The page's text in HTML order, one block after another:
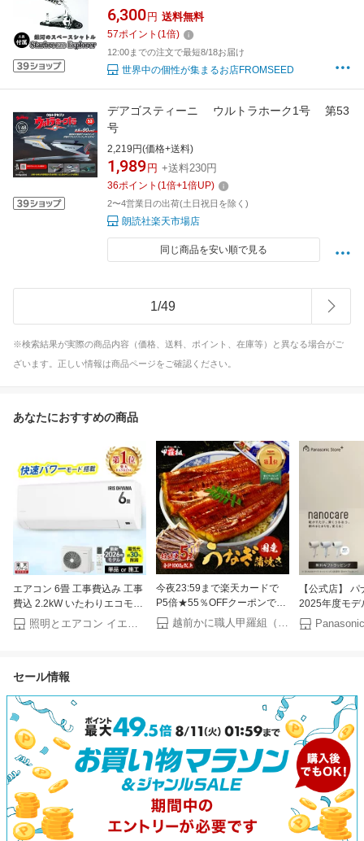
スシャトル 模型 フィギュア メタルパーツ スタ
イリッシュ メタル モデル ゼンマイ仕掛け イン
テリア お洒落 おしゃれ
6,300 円 送料無料
57ポイント (1倍)
12:00までの注文で最短8/18お届け
世界中の個性が集まるお店FROMSEED
デアゴスティーニ ウルトラホーク1号 第53
号
2,219円(価格+送料)
1,989 円 +送料230円
36ポイント (1倍+1倍UP)
2〜4営業日の出荷(土日祝日を除く)
朗読社楽天市場店
同じ商品を安い順で見る
1/49
※検索結果が実際の商品内容（価格、送料、ポイント、在庫等）と異なる場合がご
ざいます。正しい情報は商品ページをご確認ください。
あなたにおすすめの商品
エアコン 6畳 工事費込み 工事
費込 2.2kW いたわりエコモー
ド プラス 快速パワー機能 時
短 時短で冷暖房 電気代 削減
アイリスオーヤマ * クーラー
照明とエアコン イエプロ
今夜23:59まで楽天カードで
P5倍★55％OFFクーポンで
24,980円⇒送料無料11,241
円！お中元 ギフト 希少な 国
越前かに職人甲羅組（DENSHOKU）
【公式店】
2025年度モデ
ヤー ナノケア
ギフトラッピ
セール情報